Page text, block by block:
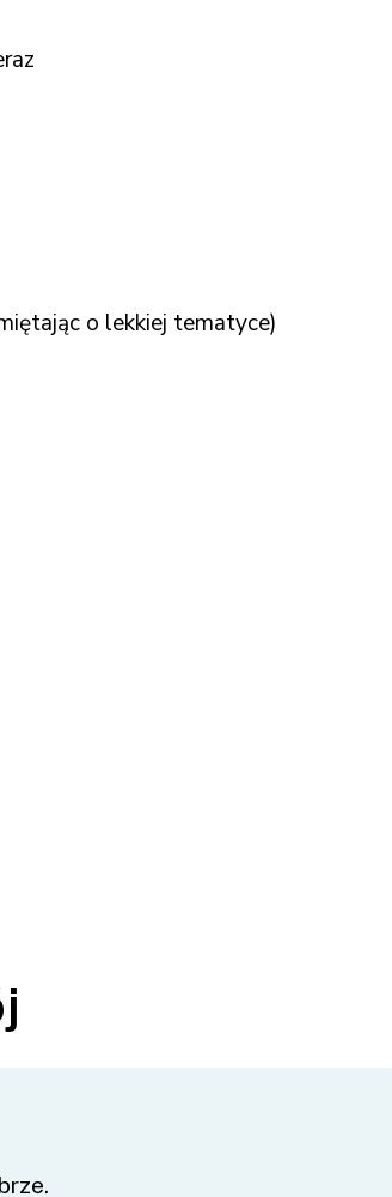
o lekkiej tematyce)